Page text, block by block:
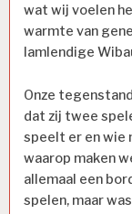
wat wij voelen
warmte van
lamlendige
Onze
dat zij twee
speelt er en wie
waarop maken
allemaal een
spelen, maar